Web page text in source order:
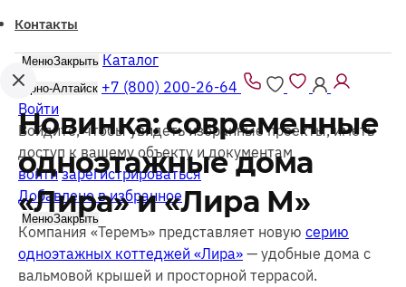
Контакты
МенюЗакрыть Каталог
Горно-Алтайск +7 (800) 200-26-64
Войти
Войдите, чтобы увидеть избранные проекты, иметь
доступ к вашему объекту и документам
войти зарегистрироваться
Добавлено в избранное
МенюЗакрыть
Новинка: современные
одноэтажные дома
«Лира» и «Лира М»
Компания «Теремъ» представляет новую серию
одноэтажных коттеджей «Лира» — удобные дома с
вальмовой крышей и просторной террасой.